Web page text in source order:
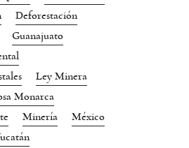
Deforestación
Guanajuato
Ley Minera
Monarca
Minería
México